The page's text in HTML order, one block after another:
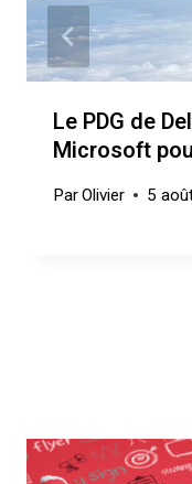
Le PDG de
Microsoft
ParOlivier 5